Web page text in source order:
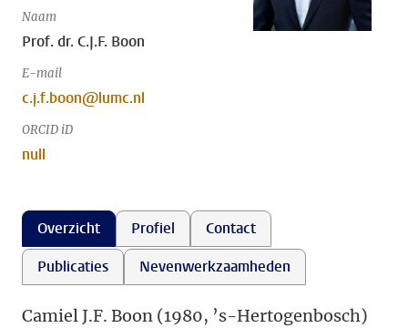
Naam
Prof. dr. C.J.F. Boon
E-mail
c.j.f.boon@lumc.nl
ORCID iD
null
Overzicht Profiel
Contact
Publicaties
Nevenwerkzaamheden
Camiel J.F. Boon (1980, ’s-Hertogenbosch)